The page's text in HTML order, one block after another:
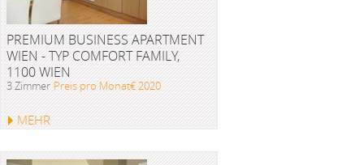
PREMIUM BUSINESS APARTMENT
WIEN - TYP COMFORT FAMILY,
1100 WIEN
3 Zimmer Preis pro Monat€ 2020
MEHR